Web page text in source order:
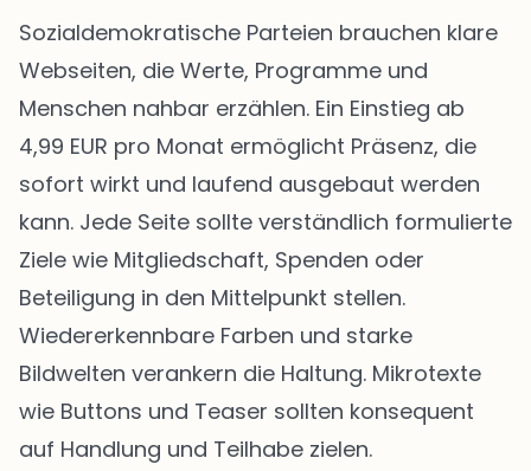
Sozialdemokratische Parteien brauchen klare
Webseiten, die Werte, Programme und
Menschen nahbar erzählen. Ein Einstieg ab
4,99 EUR pro Monat ermöglicht Präsenz, die
sofort wirkt und laufend ausgebaut werden
kann. Jede Seite sollte verständlich formulierte
Ziele wie Mitgliedschaft, Spenden oder
Beteiligung in den Mittelpunkt stellen.
Wiedererkennbare Farben und starke
Bildwelten verankern die Haltung. Mikrotexte
wie Buttons und Teaser sollten konsequent
auf Handlung und Teilhabe zielen.